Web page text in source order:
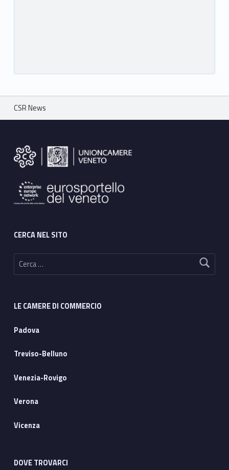
Breadcrumbs navigation
CSR News
CERCA NEL SITO
Ricerca per:
LE CAMERE DI COMMERCIO
Padova
Treviso-Belluno
Venezia-Rovigo
Verona
Vicenza
DOVE TROVARCI